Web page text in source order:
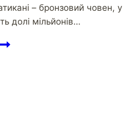
– бронзовий човен, у
долі мільйонів…